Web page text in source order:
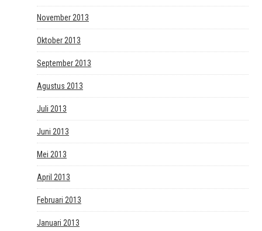
November 2013
Oktober 2013
September 2013
Agustus 2013
Juli 2013
Juni 2013
Mei 2013
April 2013
Februari 2013
Januari 2013